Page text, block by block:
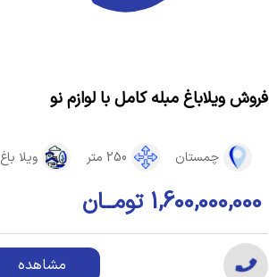
فروش ویلاباغ مبله کامل با لوازم نو
چمستان 250 متر ویلا باغ
1,600,000,000 تومــان
مشاهده